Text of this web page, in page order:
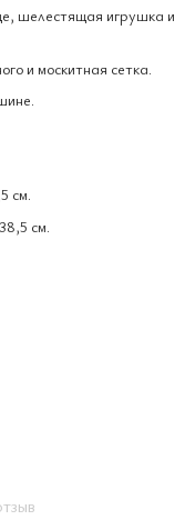
шелестящая игрушка и
и москитная сетка.
см.
см.